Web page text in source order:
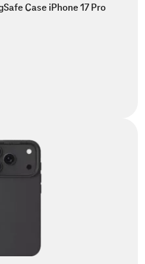
Case iPhone 17 Pro